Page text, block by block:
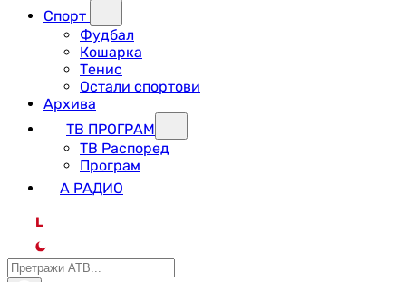
Спорт
Фудбал
Кошарка
Тенис
Остали спортови
Архива
ТВ ПРОГРАМ
ТВ Распоред
Програм
А РАДИО
L